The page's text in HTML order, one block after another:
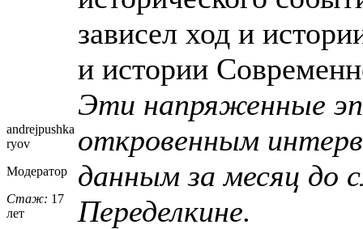
andrejpushka
ryov
Модератор
Стаж: 17
лет
зависел ход и
и истории
Эти напряженные
откровенным
данным за месяц до
Переделкине.